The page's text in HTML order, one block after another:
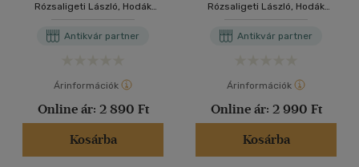
Rózsaligeti László, Hodák
Antikvár partner
Árinformációk
Online ár: 2 890 Ft
Kosárba
Rózsaligeti László, Hodák
Antikvár partner
Árinformációk
Online ár: 2 990 Ft
Kosárba